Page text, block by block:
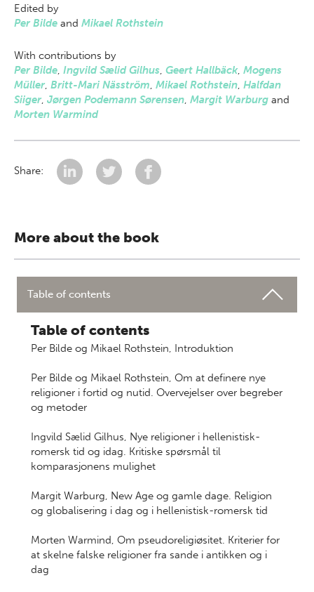
Edited by
Per Bilde and Mikael Rothstein
With contributions by
Per Bilde, Ingvild Sælid Gilhus, Geert Hallbäck, Mogens
Müller, Britt-Mari Näsström, Mikael Rothstein, Halfdan
Siiger, Jørgen Podemann Sørensen, Margit Warburg and
Morten Warmind
Share:
More about the book
Table of contents
Table of contents
Per Bilde og Mikael Rothstein, Introduktion
Per Bilde og Mikael Rothstein, Om at definere nye
religioner i fortid og nutid. Overvejelser over begreber
og metoder
Ingvild Sælid Gilhus, Nye religioner i hellenistisk-
romersk tid og idag. Kritiske spørsmål til
komparasjonens mulighet
Margit Warburg, New Age og gamle dage. Religion
og globalisering i dag og i hellenistisk-romersk tid
Morten Warmind, Om pseudoreligiøsitet. Kriterier for
at skelne falske religioner fra sande i antikken og i
dag